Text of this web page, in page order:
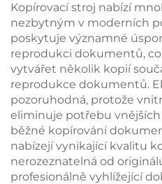
Kopírovací stroj nabízí
nezbytným v moderních
poskytuje významné
reprodukci dokumentů,
vytvářet několik kopií
reprodukce dokumentů.
pozoruhodná, protože
eliminuje potřebu
běžné kopírování
nabízejí vynikající kvalitu
nerozeznatelná od
profesionálně vyhlížející